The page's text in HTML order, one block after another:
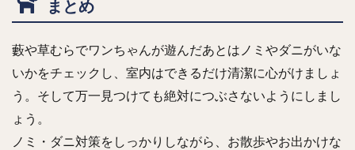
まとめ
藪や草むらでワンちゃんが遊んだあとはノミやダニがいな
いかをチェックし、室内はできるだけ清潔に心がけましょ
う。そして万一見つけても絶対につぶさないようにしまし
ょう。
ノミ・ダニ対策をしっかりしながら、お散歩やお出かけな